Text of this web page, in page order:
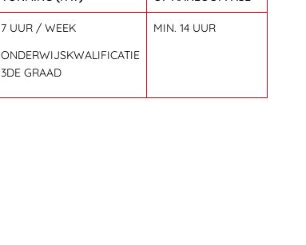
7 UUR / WEEK
ONDERWIJSKWALIFICATIE
3DE GRAAD
MIN. 14 UUR